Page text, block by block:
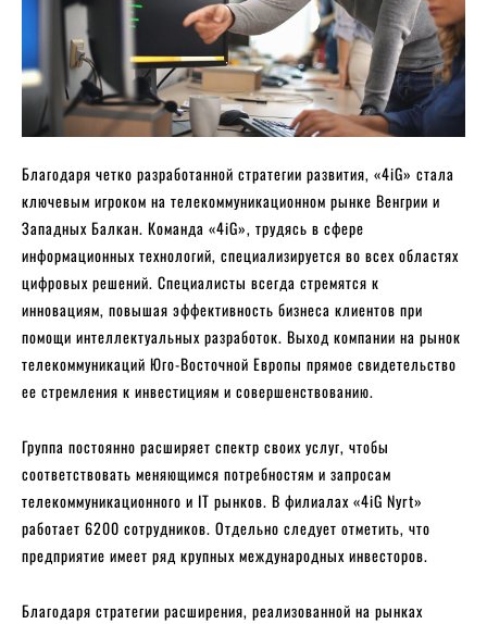
Благодаря четко разработанной стратегии развития, «4iG» стала
ключевым игроком на телекоммуникационном рынке Венгрии и
Западных Балкан. Команда «4iG», трудясь в сфере
информационных технологий, специализируется во всех областях
цифровых решений. Специалисты всегда стремятся к
инновациям, повышая эффективность бизнеса клиентов при
помощи интеллектуальных разработок. Выход компании на рынок
телекоммуникаций Юго-Восточной Европы прямое свидетельство
ее стремления к инвестициям и совершенствованию.
Группа постоянно расширяет спектр своих услуг, чтобы
соответствовать меняющимся потребностям и запросам
телекоммуникационного и IT рынков. В филиалах «4iG Nyrt»
работает 6200 сотрудников. Отдельно следует отметить, что
предприятие имеет ряд крупных международных инвесторов.
Благодаря стратегии расширения, реализованной на рынках